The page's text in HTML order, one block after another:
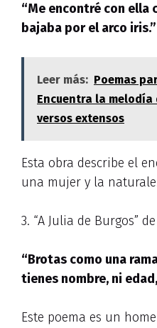
“Me encontré con ella
bajaba por el arco iris.”
Leer más: Poemas
Encuentra la
versos extensos
Esta obra describe el
una mujer y la
3. “A Julia de Burgos”
“Brotas como una
tienes nombre, ni
Este poema es un